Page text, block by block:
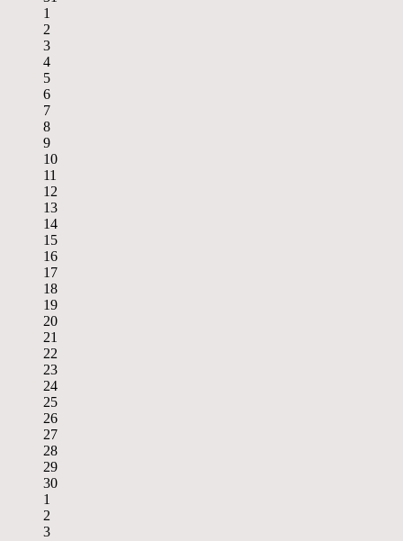
1
2
3
4
5
6
7
8
9
10
11
12
13
14
15
16
17
18
19
20
21
22
23
24
25
26
27
28
29
30
1
2
3